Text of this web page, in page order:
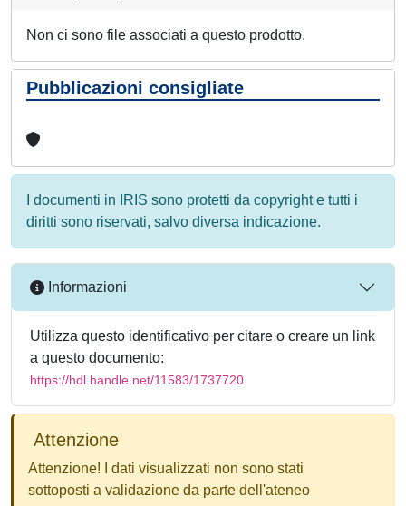
Non ci sono file associati a questo prodotto.
Pubblicazioni consigliate
I documenti in IRIS sono protetti da copyright e tutti i
diritti sono riservati, salvo diversa indicazione.
Informazioni
Utilizza questo identificativo per citare o creare un link
a questo documento:
https://hdl.handle.net/11583/1737720
Attenzione
Attenzione! I dati visualizzati non sono stati
sottoposti a validazione da parte dell'ateneo